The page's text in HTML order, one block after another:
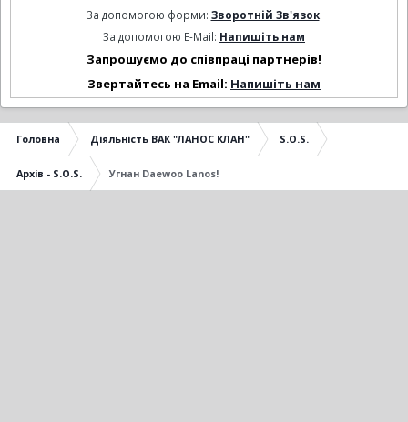
За допомогою форми: Зворотній Зв'язок.
За допомогою E-Mail: Напишіть нам
Запрошуємо до співпраці партнерів!
Звертайтесь на Email: Напишіть нам
Головна Діяльність ВАК "ЛАНОС КЛАН" S.O.S.
Архів - S.O.S. Угнан Daewoo Lanos!